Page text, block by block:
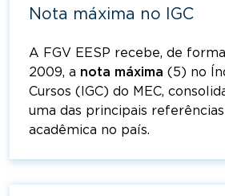
Nota máxima no IGC
A FGV EESP recebe, de
2009, a nota máxima (5) no
Cursos (IGC) do MEC,
uma das principais
acadêmica no país.